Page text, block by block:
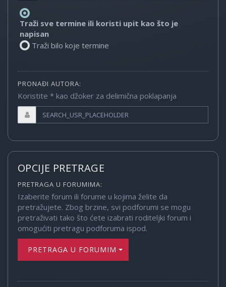
Traži sve termine ili koristi upit kao što je
napisan
Traži bilo koje termine
PRONAĐI AUTORA:
Koristite * kao džoker za delimična poklapanja
OPCIJE PRETRAGE
PRETRAGA U FORUMIMA:
Izaberite forum ili forume u kojima želite da
pretražujete. Zbog brzine, svi podforumi se mogu
pretraživati tako što ćete izabrati roditeljki forum i
omogućiti pretragu podforuma ispod.
PRETRAGA U FORUMIMA